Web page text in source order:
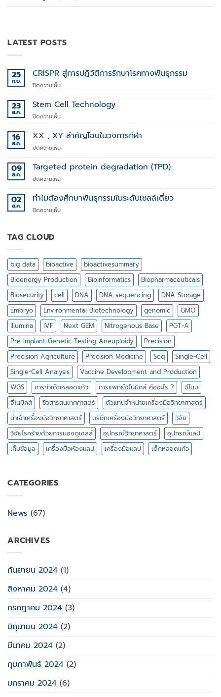
LATEST POSTS
25
ก.ย.
CRISPR สู่การปฏิวัติการรักษาโรคทางพันธุกรรม
ปิดความเห็นบน
สู่
ปฏิวัติ
รักษา
ทาง
23
ส.ค.
Stem Cell Technology
ปิดความเห็นบน
Cell
Technology
16
ส.ค.
XX , XY สำคัญไฉนในวงการกีฬา
ปิดความเห็นบน
,
สำคัญ
ใน
กีฬา
09
ส.ค.
Targeted protein degradation (TPD)
ปิดความเห็นบน
protein
(TPD)
02
ส.ค.
ทำไมต้องศึกษาพันธุกรรมในระดับเซลล์เดี่ยว
ปิดความเห็นบน
ระดับ
เซลล์
เดี่ยว
TAG CLOUD
big data bioactive
bioactivesummary
Bioenergy Production
Bioinformatics
Biopharmaceuticals
Biosecurity
cell DNA DNA sequencing
DNA Storage
Embryo
Environmental Biotechnology genomic
GMO
illumina
IVF Next GEM Nitrogenous Base
PGT-A
Pre-Implant Genetic Testing Aneuploidy
Precision
Precision Agriculture
Precision Medicine Seq
Single-Cell
Single-Cell Analysis
Vaccine Development and Production
WGS
การทำเด็กหลอดแก้ว การแพทย์จีโนมิกส์ คืออะไร ?
จีโนม
จีโนมิกส์
ชีวสารสนเทศศาสตร์
ตัวแทนจำหน่ายเครื่องมือวิทยาศาสตร์
นำเข้าเครื่องมือวิทยาศาสตร์
บริษัทเครื่องมือวิทยาศาสตร์
วิจัย
วิจัยโรคร้ายด้วยการมองดูเซลล์
อุปกรณ์วิทยาศาสตร์
อุปกรณ์แลป
เก็บข้อมูล
เครื่องมือห้องแลป เครื่องมือแลป เด็กหลอดแก้ว
CATEGORIES
News (67)
ARCHIVES
กันยายน 2024 (1)
สิงหาคม 2024 (4)
กรกฎาคม 2024 (3)
มิถุนายน 2024 (2)
มีนาคม 2024 (2)
กุมภาพันธ์ 2024 (2)
มกราคม 2024 (6)